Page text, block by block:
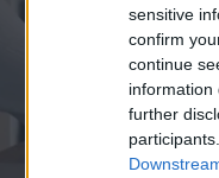
sensitive
confirm
continue
information
further